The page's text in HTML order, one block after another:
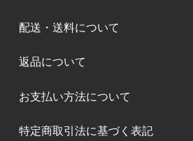
配送・送料について
返品について
お支払い方法について
特定商取引法に基づく表記